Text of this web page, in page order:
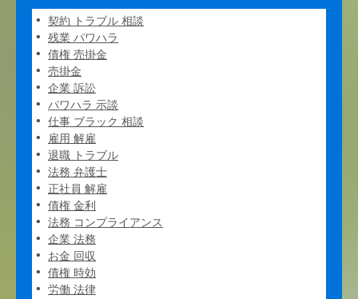
契約 トラブル 相談
残業 パワハラ
債権 売掛金
売掛金
企業 訴訟
パワハラ 示談
仕事 ブラック 相談
雇用 解雇
退職 トラブル
法務 弁護士
正社員 解雇
債権 金利
法務 コンプライアンス
企業 法務
お金 回収
債権 時効
労働 法律